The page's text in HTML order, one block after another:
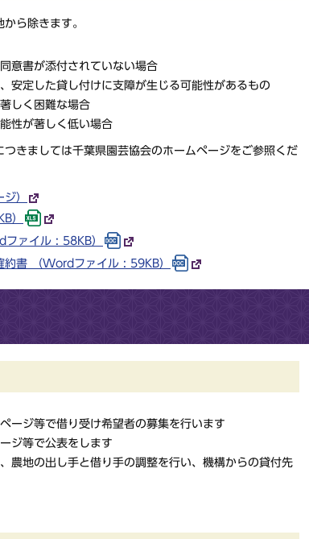
ら除きます。
意書が添付されていない場合
安定した貸し付けに支障が生じる可能性があるもの
しく困難な場合
性が著しく低い場合
きましては千葉県園芸協会のホームページをご参照くだ
）
）
ァイル : 58KB）
約書 （Wordファイル : 59KB）
ージ等で借り受け希望者の募集を行います
ジ等で公表をします
農地の出し手と借り手の調整を行い、機構からの貸付先